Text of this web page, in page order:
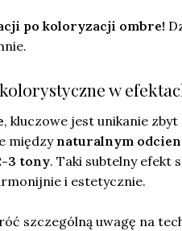
po koloryzacji ombre!
w
, kluczowe jest unikanie zbyt
między naturalnym
3 tony. Taki subtelny efekt
i estetycznie.
szczególną uwagę na